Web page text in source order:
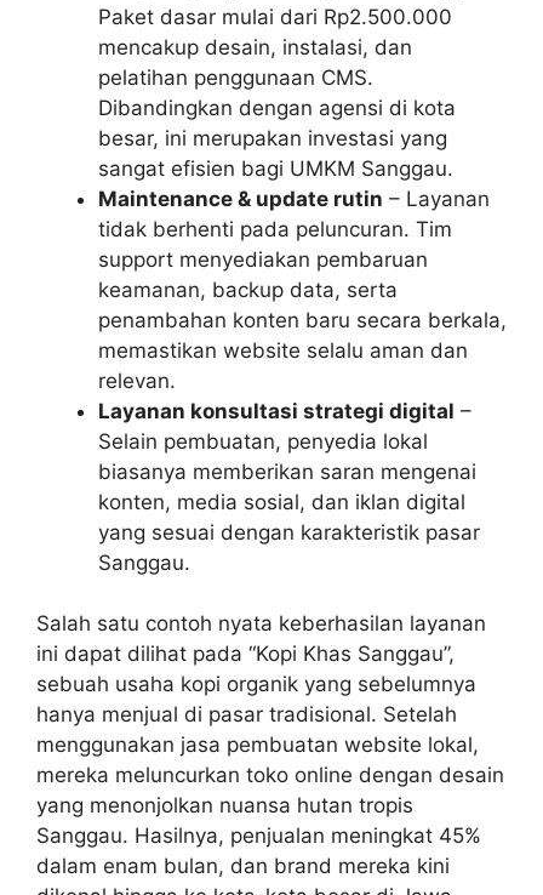
Paket dasar mulai dari Rp2.500.000
mencakup desain, instalasi, dan
pelatihan penggunaan CMS.
Dibandingkan dengan agensi di kota
besar, ini merupakan investasi yang
sangat efisien bagi UMKM Sanggau.
Maintenance & update rutin – Layanan
tidak berhenti pada peluncuran. Tim
support menyediakan pembaruan
keamanan, backup data, serta
penambahan konten baru secara berkala,
memastikan website selalu aman dan
relevan.
Layanan konsultasi strategi digital –
Selain pembuatan, penyedia lokal
biasanya memberikan saran mengenai
konten, media sosial, dan iklan digital
yang sesuai dengan karakteristik pasar
Sanggau.
Salah satu contoh nyata keberhasilan layanan
ini dapat dilihat pada “Kopi Khas Sanggau”,
sebuah usaha kopi organik yang sebelumnya
hanya menjual di pasar tradisional. Setelah
menggunakan jasa pembuatan website lokal,
mereka meluncurkan toko online dengan desain
yang menonjolkan nuansa hutan tropis
Sanggau. Hasilnya, penjualan meningkat 45%
dalam enam bulan, dan brand mereka kini